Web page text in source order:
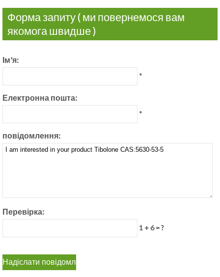
Форма запиту ( ми повернемося вам
якомога швидше )
Ім'я:
*
Електронна пошта:
*
повідомлення:
Перевірка:
1 + 6 = ?